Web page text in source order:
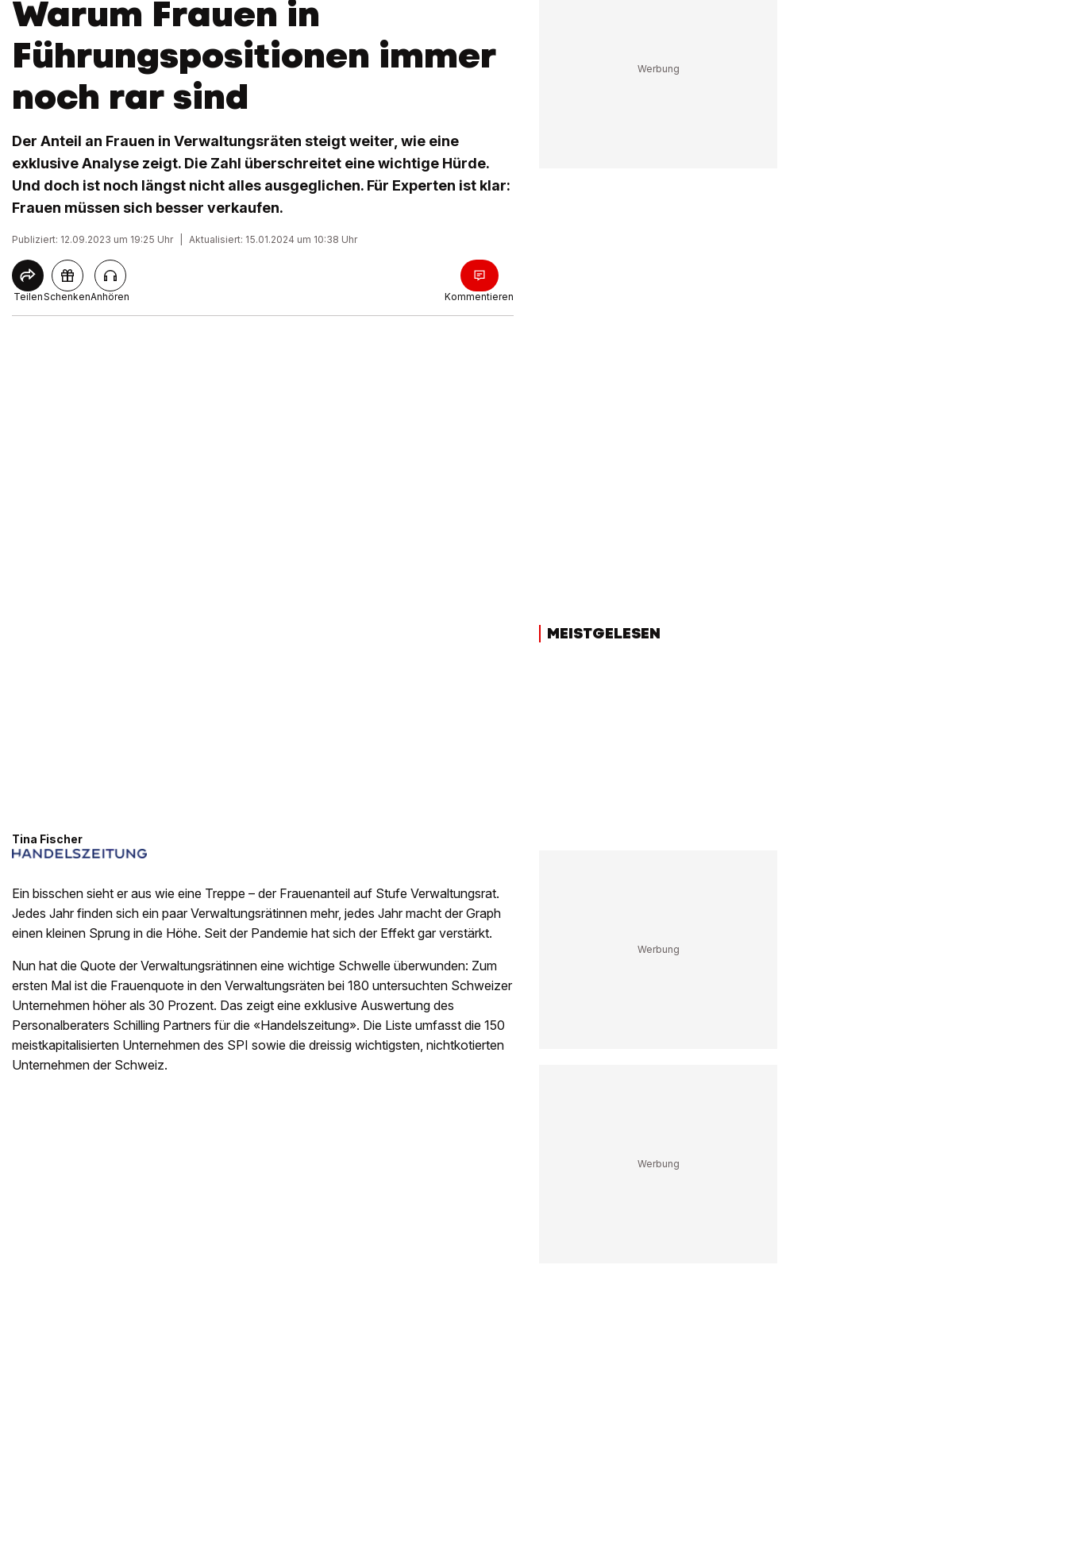
Warum Frauen in
Führungspositionen immer
noch rar sind
Der Anteil an Frauen in Verwaltungsräten steigt weiter, wie eine
exklusive Analyse zeigt. Die Zahl überschreitet eine wichtige Hürde.
Und doch ist noch längst nicht alles ausgeglichen. Für Experten ist klar:
Frauen müssen sich besser verkaufen.
Publiziert: 12.09.2023 um 19:25 Uhr Aktualisiert: 15.01.2024 um 10:38 Uhr
TeilenSchenkenAnhören Kommentieren
Tina Fischer
Ein bisschen sieht er aus wie eine Treppe – der Frauenanteil auf Stufe Verwaltungsrat.
Jedes Jahr finden sich ein paar Verwaltungsrätinnen mehr, jedes Jahr macht der Graph
einen kleinen Sprung in die Höhe. Seit der Pandemie hat sich der Effekt gar verstärkt.
Nun hat die Quote der Verwaltungsrätinnen eine wichtige Schwelle überwunden: Zum
ersten Mal ist die Frauenquote in den Verwaltungsräten bei 180 untersuchten Schweizer
Unternehmen höher als 30 Prozent. Das zeigt eine exklusive Auswertung des
Personalberaters Schilling Partners für die «Handelszeitung». Die Liste umfasst die 150
meistkapitalisierten Unternehmen des SPI sowie die dreissig wichtigsten, nichtkotierten
Unternehmen der Schweiz.
MEISTGELESEN